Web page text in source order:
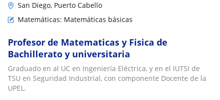
San Diego, Puerto Cabello
Matemáticas: Matemáticas básicas
Profesor de Matematicas y Fisica de
Bachillerato y universitaria
Graduado en al UC en Ingeniería Eléctrica, y en el IUTSI de
TSU en Seguridad Industrial, con componente Docente de la
UPEL.